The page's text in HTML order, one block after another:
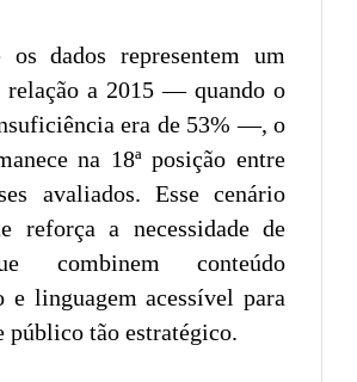
os dados representem um
relação a 2015 — quando o
era de 53% —, o
na 18ª posição entre
avaliados. Esse cenário
reforça a necessidade de
combinem conteúdo
e linguagem acessível para
público tão estratégico.